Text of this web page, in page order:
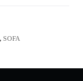
, SOFA